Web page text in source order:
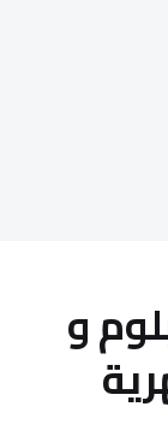
بلا دبلوم و